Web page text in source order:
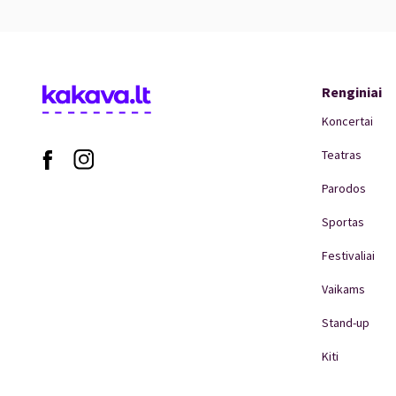
* Augustas Baronas – būgnai
Renginiai
Koncertai
Teatras
Parodos
Sportas
Festivaliai
Vaikams
Stand-up
Kiti